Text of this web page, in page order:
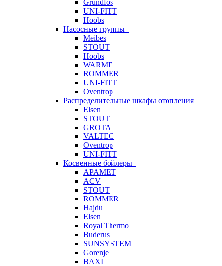
Grundfos
UNI-FITT
Hoobs
Насосные группы
Meibes
STOUT
Hoobs
WARME
ROMMER
UNI-FITT
Oventrop
Распределительные шкафы отопления
Elsen
STOUT
GROTA
VALTEC
Oventrop
UNI-FITT
Косвенные бойлеры
APAMET
ACV
STOUT
ROMMER
Hajdu
Elsen
Royal Thermo
Buderus
SUNSYSTEM
Gorenje
BAXI